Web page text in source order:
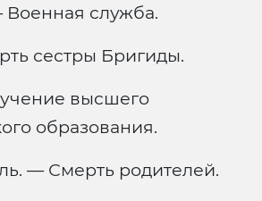
Военная служба.
сестры Бригиды.
высшего
образования.
— Смерть родителей.